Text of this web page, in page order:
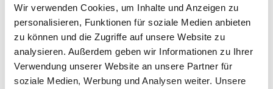
Wir verwenden Cookies, um Inhalte und Anzeigen zu
personalisieren, Funktionen für soziale Medien anbieten
zu können und die Zugriffe auf unsere Website zu
analysieren. Außerdem geben wir Informationen zu Ihrer
Verwendung unserer Website an unsere Partner für
soziale Medien, Werbung und Analysen weiter. Unsere
RETOURE / REKLAMATION
MARKENINFORMATIONEN